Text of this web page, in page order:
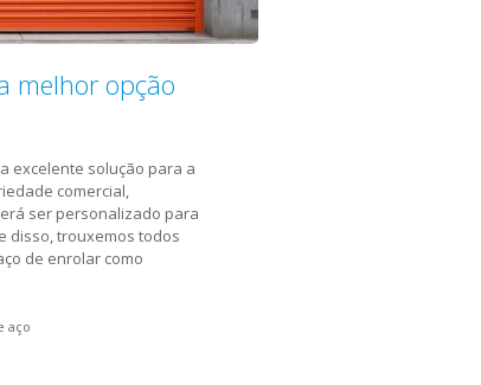
melhor opção
excelente solução para a
comercial,
ser personalizado para
disso, trouxemos todos
de enrolar como
aço